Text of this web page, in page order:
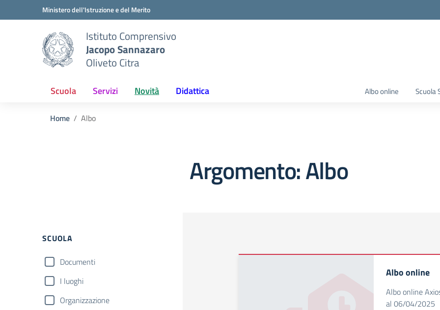
Vai ai contenuti
Vai al menu di navigazioneMinistero dell'Istruzione e del Merito
Istituto Comprensivo
Jacopo Sannazaro
Oliveto Citra
Scuola Servizi Novità Didattica Albo online Scuola
Home Albo
Argomento: Albo
Filtri
SCUOLA
Documenti
I luoghi
Organizzazione
Albo online
Albo online
al 06/04/2025